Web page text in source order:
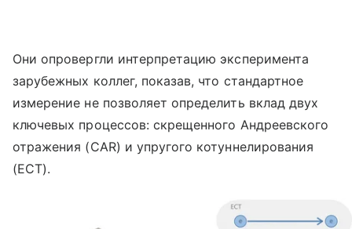
Они опровергли интерпретацию эксперимента
зарубежных коллег, показав, что стандартное
измерение не позволяет определить вклад двух
ключевых процессов: скрещенного Андреевского
отражения (CAR) и упругого котуннелирования
(ECT).